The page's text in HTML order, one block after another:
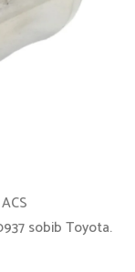
sobib Toyota.